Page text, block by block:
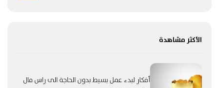
الأكثر مشاهدة
أفكار لبدء عمل بسيط بدون الحاجة الى راس مال